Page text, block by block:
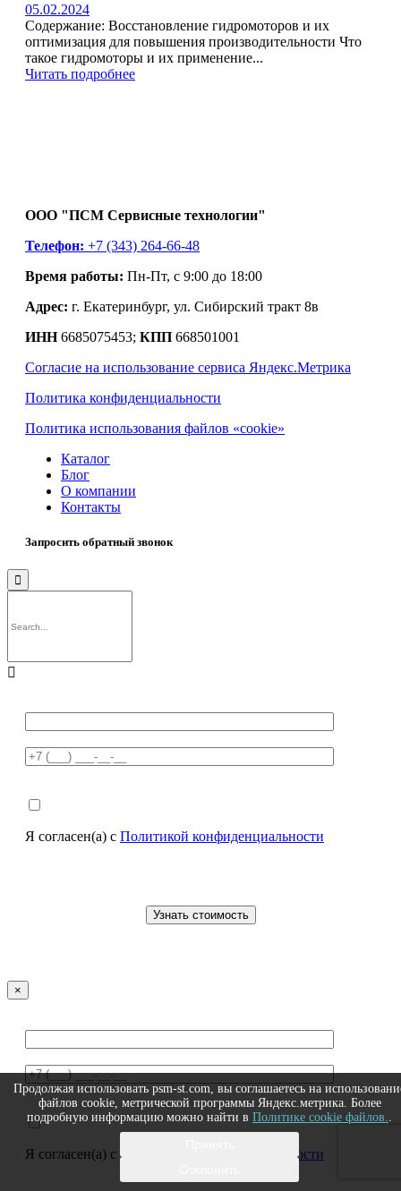
05.02.2024
Содержание: Восстановление гидромоторов и их
оптимизация для повышения производительности Что
такое гидромоторы и их применение...
Читать подробнее
ООО "ПСМ Сервисные технологии"
Телефон: +7 (343) 264-66-48
Время работы: Пн-Пт, с 9:00 до 18:00
Адрес: г. Екатеринбург, ул. Сибирский тракт 8в
ИНН6685075453; КПП 668501001
Согласие на использование сервиса Яндекс.Метрика
Политика конфиденциальности
Политика использования файлов «cookie»
Каталог
Блог
О компании
Контакты
Запросить обратный звонок


Я согласен(а) с Политикой конфиденциальности
×
Я согласен(а) с Политикой конфиденциальности
Продолжая использовать psm-st.com, вы соглашаетесь на
файлов cookie, метрической программы Яндекс.метрика. Более
подробную информацию можно найти в Политике cookie файлов..